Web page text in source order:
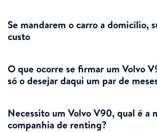
Se mandarem o carro a domicílio,
custo
O que ocorre se firmar um Volvo
só o desejar daqui um par de
Necessito um Volvo V90, qual é a
companhia de renting?